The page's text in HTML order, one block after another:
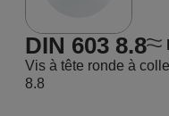
DIN 603 8.8
Vis à tête ronde à
8.8